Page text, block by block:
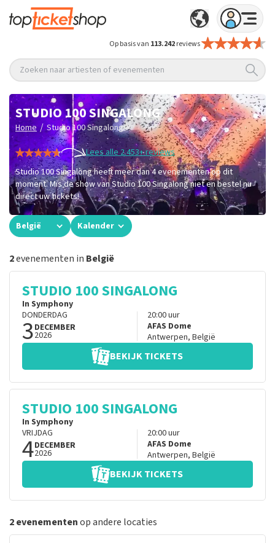
Op basis van 113.242reviews
Zoeken naar artiesten of evenementen
STUDIO 100 SINGALONG
Home / Studio 100 Singalong
Lees alle 2.453+ reviews
Studio 100 Singalong heeft meer dan 4 evenementen op dit
moment. Mis de show van Studio 100 Singalong niet en bestel nu
direct uw tickets!
België Kalender
2evenementen in België
STUDIO 100 SINGALONG
In Symphony
DONDERDAG
3DECEMBER
2026
20:00uur
AFAS Dome
Antwerpen, België
BEKIJK TICKETS
STUDIO 100 SINGALONG
In Symphony
VRIJDAG
4DECEMBER
2026
20:00uur
AFAS Dome
Antwerpen, België
BEKIJK TICKETS
2 evenementenop andere locaties